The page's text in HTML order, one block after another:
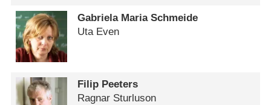
Gabriela Maria Schmeide
Uta Even
Filip Peeters
Ragnar Sturluson